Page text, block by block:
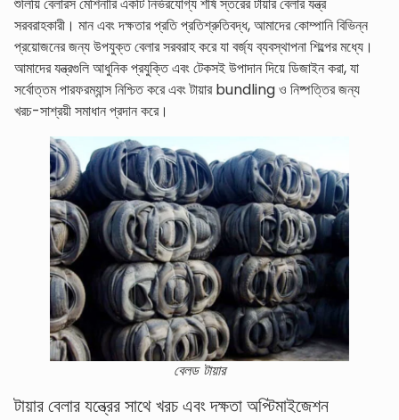
শুলিয়ি বেলারস মেশিনারি একটি নির্ভরযোগ্য শীর্ষ স্তরের টায়ার বেলার যন্ত্র
সরবরাহকারী। মান এবং দক্ষতার প্রতি প্রতিশ্রুতিবদ্ধ, আমাদের কোম্পানি বিভিন্ন
প্রয়োজনের জন্য উপযুক্ত বেলার সরবরাহ করে যা বর্জ্য ব্যবস্থাপনা শিল্পের মধ্যে।
আমাদের যন্ত্রগুলি আধুনিক প্রযুক্তি এবং টেকসই উপাদান দিয়ে ডিজাইন করা, যা
সর্বোত্তম পারফরম্যান্স নিশ্চিত করে এবং টায়ার bundling ও নিষ্পত্তির জন্য
খরচ-সাশ্রয়ী সমাধান প্রদান করে।
বেলড টায়ার
টায়ার বেলার যন্ত্রের সাথে খরচ এবং দক্ষতা অপ্টিমাইজেশন